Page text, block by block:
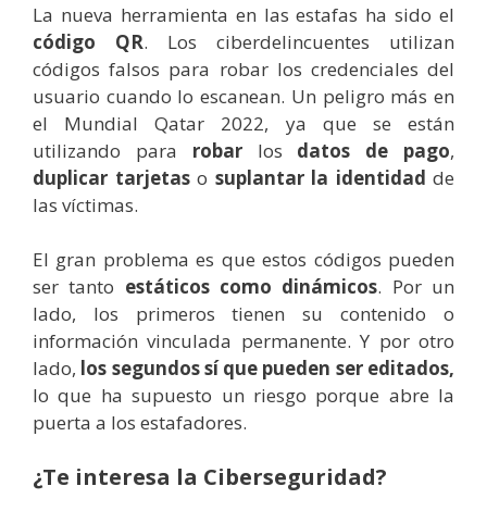
La nueva herramienta en las estafas ha sido el
código QR. Los ciberdelincuentes utilizan
códigos falsos para robar los credenciales del
usuario cuando lo escanean. Un peligro más en
el Mundial Qatar 2022, ya que se están
utilizando para robarlos datos de pago,
duplicar tarjetaso suplantar la identidad de
las víctimas.
El gran problema es que estos códigos pueden
ser tanto estáticos como dinámicos. Por un
lado, los primeros tienen su contenido o
información vinculada permanente. Y por otro
lado, los segundos sí que pueden ser editados,
lo que ha supuesto un riesgo porque abre la
puerta a los estafadores.
¿Te interesa la Ciberseguridad?